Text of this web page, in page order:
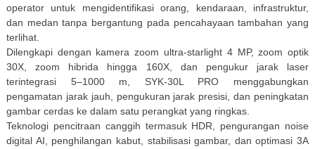
operator untuk mengidentifikasi orang, kendaraan, infrastruktur,
dan medan tanpa bergantung pada pencahayaan tambahan yang
terlihat.
Dilengkapi dengan kamera zoom ultra-starlight 4 MP, zoom optik
30X, zoom hibrida hingga 160X, dan pengukur jarak laser
terintegrasi 5–1000 m, SYK-30L PRO menggabungkan
pengamatan jarak jauh, pengukuran jarak presisi, dan peningkatan
gambar cerdas ke dalam satu perangkat yang ringkas.
Teknologi pencitraan canggih termasuk HDR, pengurangan noise
digital AI, penghilangan kabut, stabilisasi gambar, dan optimasi 3A